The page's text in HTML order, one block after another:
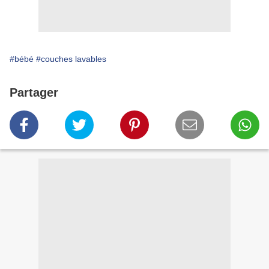
#bébé #couches lavables
Partager